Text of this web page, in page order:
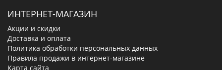
ИНТЕРНЕТ-МАГАЗИН
Акции и скидки
Доставка и оплата
Политика обработки персональных данных
Правила продажи в интернет-магазине
Карта сайта